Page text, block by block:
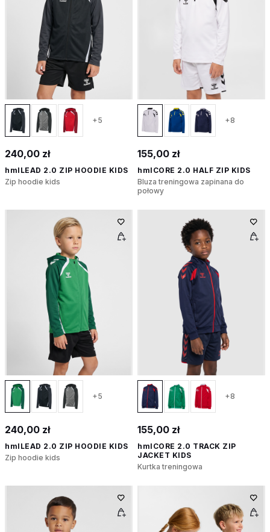
+5
240,00 zł
hmlLEAD 2.0 ZIP HOODIE KIDS
Zip hoodie kids
+8
155,00 zł
hmlCORE 2.0 HALF ZIP KIDS
Bluza treningowa zapinana do
połowy
+5
240,00 zł
hmlLEAD 2.0 ZIP HOODIE KIDS
Zip hoodie kids
+8
155,00 zł
hmlCORE 2.0 TRACK ZIP
JACKET KIDS
Kurtka treningowa